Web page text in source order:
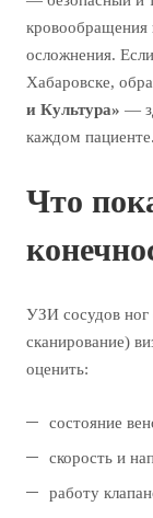
кровообращения
осложнения.
Хабаровске,
и Культура» —
каждом
Что
УЗИ сосудов ног
сканирование)
оценить:
состояние
скорость и
работу